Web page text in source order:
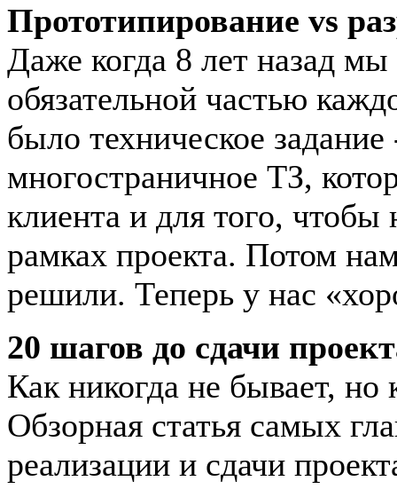
Прототипирование vs
Даже когда 8 лет назад
обязательной частью
было техническое
многостраничное ТЗ,
клиента и для того, чтобы
рамках проекта. Потом
решили. Теперь у нас
20 шагов до сдачи
Как никогда не бывает, но
Обзорная статья самых
реализации и сдачи